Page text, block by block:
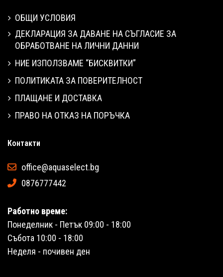
ОБЩИ УСЛОВИЯ
ДЕКЛАРАЦИЯ ЗА ДАВАНЕ НА СЪГЛАСИЕ ЗА
ОБРАБОТВАНЕ НА ЛИЧНИ ДАННИ
НИЕ ИЗПОЛЗВАМЕ “БИСКВИТКИ”
ПОЛИТИКАТА ЗА ПОВЕРИТЕЛНОСТ
ПЛАЩАНЕ И ДОСТАВКА
ПРАВО НА ОТКАЗ НА ПОРЪЧКА
Контакти
office@aquaselect.bg
0876777442
Работно време:
Понеделник - Петък 09:00 - 18:00
Събота 10:00 - 18:00
Неделя - почивен ден